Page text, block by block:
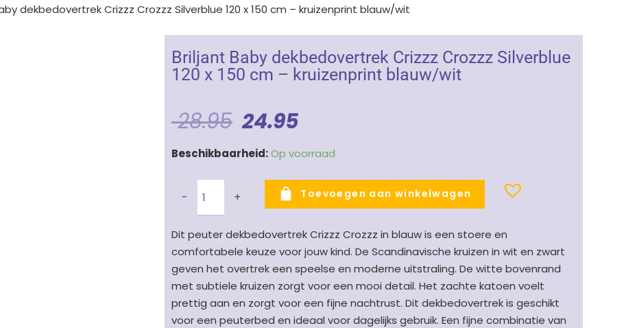
dekbedovertrek Crizzz Crozzz Silverblue 120 x 150 cm – kruizenprint blauw/wit
Briljant Baby dekbedovertrek Crizzz Crozzz Silverblue
120 x 150 cm – kruizenprint blauw/wit
28.95 Oorspronkelijke
Prijs
€ 28.95.
24.95Huidige
Prijs
€ 24.95.
Beschikbaarheid:Op voorraad
-
Briljant
Silverblue
120
x
150
cm
-
+ Toevoegen aan winkelwagen
Dit peuter dekbedovertrek Crizzz Crozzz in blauw is een stoere en
comfortabele keuze voor jouw kind. De Scandinavische kruizen in wit en zwart
geven het overtrek een speelse en moderne uitstraling. De witte bovenrand
met subtiele kruizen zorgt voor een mooi detail. Het zachte katoen voelt
prettig aan en zorgt voor een fijne nachtrust. Dit dekbedovertrek is geschikt
voor een peuterbed en ideaal voor dagelijks gebruik. Een fijne combinatie van